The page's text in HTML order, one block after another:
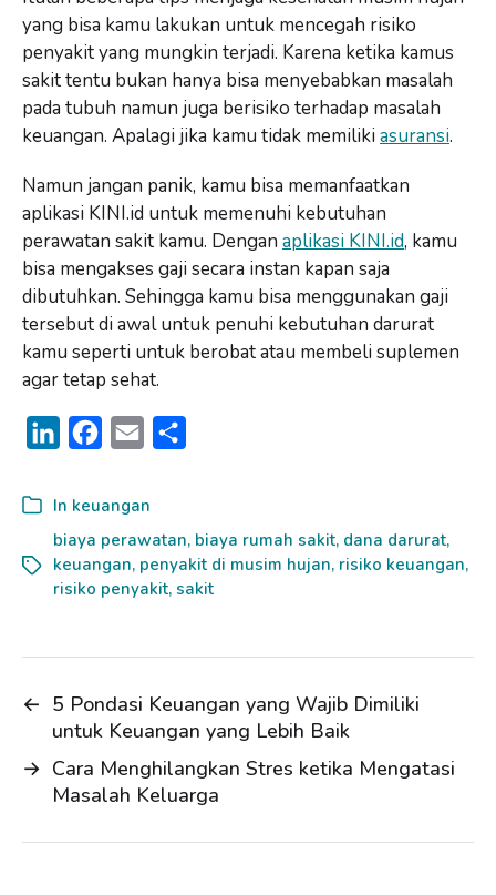
yang bisa kamu lakukan untuk mencegah risiko
penyakit yang mungkin terjadi. Karena ketika kamus
sakit tentu bukan hanya bisa menyebabkan masalah
pada tubuh namun juga berisiko terhadap masalah
keuangan. Apalagi jika kamu tidak memilikiasuransi.
Namun jangan panik, kamu bisa memanfaatkan
aplikasi KINI.id untuk memenuhi kebutuhan
perawatan sakit kamu. Dengan aplikasi KINI.id, kamu
bisa mengakses gaji secara instan kapan saja
dibutuhkan. Sehingga kamu bisa menggunakan gaji
tersebut di awal untuk penuhi kebutuhan darurat
kamu seperti untuk berobat atau membeli suplemen
agar tetap sehat.
n
k
e
d
n
c
e
b
o
k
a
i
l
e
In keuangan
biaya perawatan, biaya rumah sakit, dana darurat,
keuangan, penyakit di musim hujan, risiko keuangan,
risiko penyakit, sakit
← 5 Pondasi Keuangan yang Wajib Dimiliki
untuk Keuangan yang Lebih Baik
→ Cara Menghilangkan Stres ketika Mengatasi
Masalah Keluarga